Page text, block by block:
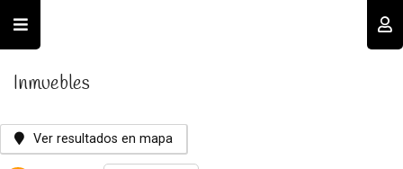
Inmuebles
Ver resultados en mapa